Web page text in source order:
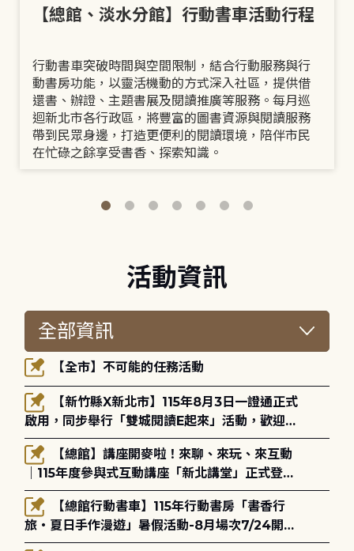
【總館、淡水分館】行動書車活動行程
行動書車突破時間與空間限制，結合行動服務與行
動書房功能，以靈活機動的方式深入社區，提供借
還書、辦證、主題書展及閱讀推廣等服務。每月巡
迴新北市各行政區，將豐富的圖書資源與閱讀服務
帶到民眾身邊，打造更便利的閱讀環境，陪伴市民
在忙碌之餘享受書香、探索知識。
活動資訊
【全市】不可能的任務活動
啟用，同步舉行「雙城閱讀E起來」活動，歡迎踴
躍參加(115年8月3日至10月4日)。
｜115年度參與式互動講座「新北講堂」正式登
場！
旅・夏日手作漫遊」暑假活動-8月場次7/24開始
報名